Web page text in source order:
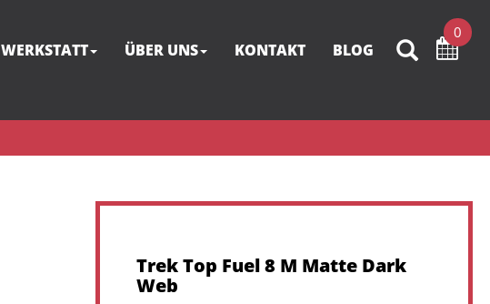
0
WERKSTATT ÜBER UNS KONTAKT BLOG
Trek Top Fuel 8 M Matte Dark
Web